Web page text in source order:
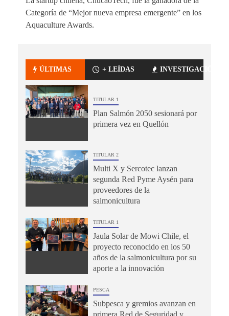
Categoría de “Mejor nueva empresa emergente” en los
Aquaculture Awards.
ÚLTIMAS + LEÍDAS INVESTIGACIÓN
TITULAR 1
Plan Salmón 2050 sesionará por
primera vez en Quellón
TITULAR 2
Multi X y Sercotec lanzan
segunda Red Pyme Aysén para
proveedores de la
salmonicultura
TITULAR 1
Jaula Solar de Mowi Chile, el
proyecto reconocido en los 50
años de la salmonicultura por su
aporte a la innovación
PESCA
Subpesca y gremios avanzan en
primera Red de Seguridad y